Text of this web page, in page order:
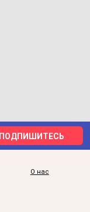
ПОДПИШИТЕСЬ
О нас